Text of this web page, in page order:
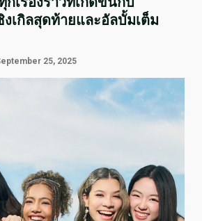
งเกิลสุดท้ายและอัลบั้มเต็ม
25, 2025